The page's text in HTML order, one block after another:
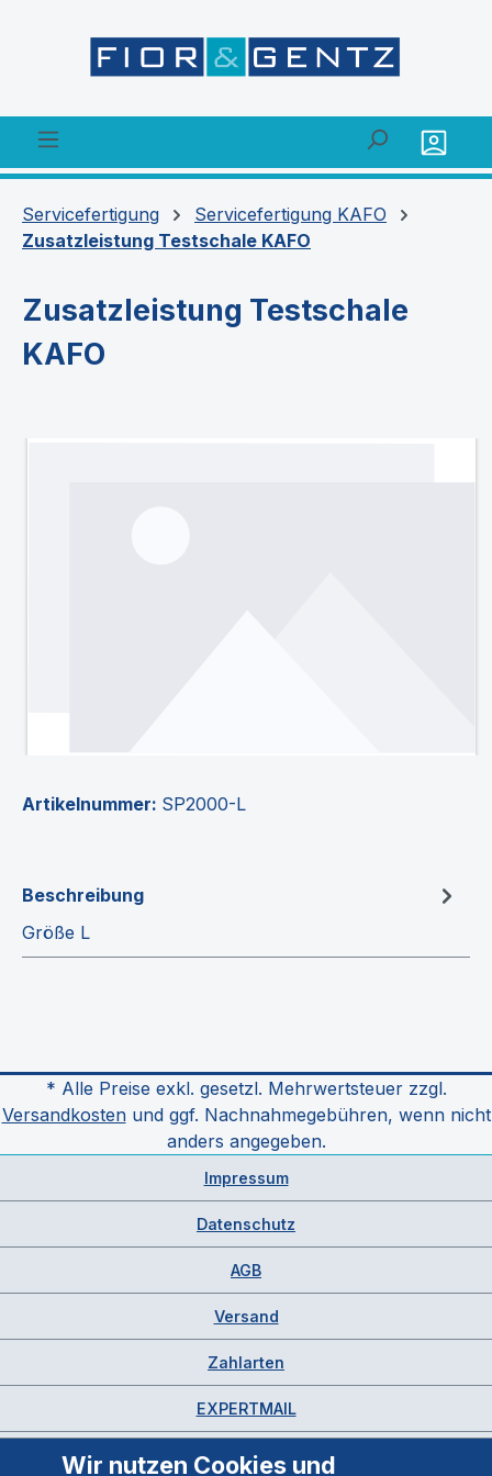
Servicefertigung
Servicefertigung KAFO
Zusatzleistung Testschale KAFO
Zusatzleistung Testschale
KAFO
Artikelnummer: SP2000-L
Beschreibung
Größe L
* Alle Preise exkl. gesetzl. Mehrwertsteuer zzgl.
Versandkostenund ggf. Nachnahmegebühren, wenn nicht
anders angegeben.
Impressum
Datenschutz
AGB
Versand
Zahlarten
EXPERTMAIL
Wir nutzen Cookies und